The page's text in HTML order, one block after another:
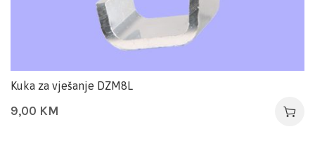
Kuka za vješanje DZM8L
9,00 KM